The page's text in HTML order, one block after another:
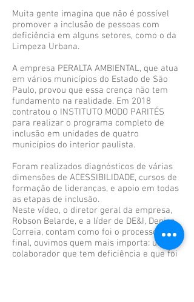
Muita gente imagina que não é possível
promover a inclusão de pessoas com
deficiência em alguns setores, como o da
Limpeza Urbana.
A empresa PERALTA AMBIENTAL, que atua
em vários municípios do Estado de São
Paulo, provou que essa crença não tem
fundamento na realidade. Em 2018
contratou o INSTITUTO MODO PARITÉS
para realizar o programa completo de
inclusão em unidades de quatro
municípios do interior paulista.
Foram realizados diagnósticos de várias
dimensões de ACESSIBILIDADE, cursos de
formação de lideranças, e apoio em todas
as etapas de inclusão.
Neste vídeo, o diretor geral da empresa,
Robson Belarde, e a líder de DE&I, Denise
Correia, contam como foi o processo e, no
final, ouvimos quem mais importa: um
colaborador que tem deficiência e que foi